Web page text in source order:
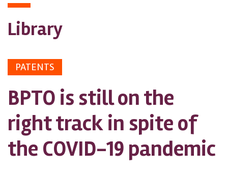
Library
PATENTS
BPTO is still on the
right track in spite of
the COVID-19 pandemic